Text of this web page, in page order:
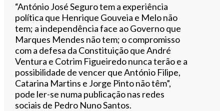
“António José Seguro tem a experiência
política que Henrique Gouveia e Melo não
tem; a independência face ao Governo que
Marques Mendes não tem; o compromisso
com a defesa da Constituição que André
Ventura e Cotrim Figueiredo nunca terão e a
possibilidade de vencer que António Filipe,
Catarina Martins e Jorge Pinto não têm”,
pode ler-se numa publicação nas redes
sociais de Pedro Nuno Santos.